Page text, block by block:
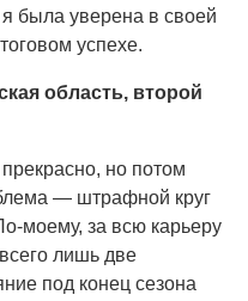
была уверена в своей
успехе.
область, второй
но потом
— штрафной круг
моему, за всю карьеру
лишь две
под конец сезона